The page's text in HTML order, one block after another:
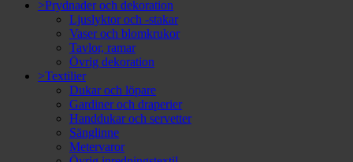
>Prydnader och dekoration
Ljuslyktor och -stakar
Vaser och blomkrukor
Tavlor, ramar
Övrig dekoration
>Textilier
Dukar och löpare
Gardiner och draperier
Handdukar och servetter
Sänglinne
Metervaror